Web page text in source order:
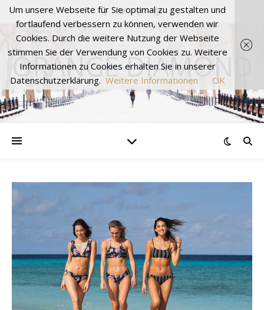
ORANGE DIAMOND
Um unsere Webseite für Sie optimal zu gestalten und
fortlaufend verbessern zu können, verwenden wir
Cookies. Durch die weitere Nutzung der Webseite
stimmen Sie der Verwendung von Cookies zu. Weitere
Informationen zu Cookies erhalten Sie in unserer
Datenschutzerklärung. Weitere Informationen OK